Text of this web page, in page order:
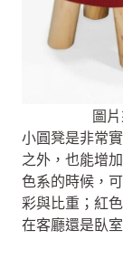
圖
小圓凳是非常
之外，也能增
色系的時候，
彩與比重；紅
在客廳還是臥